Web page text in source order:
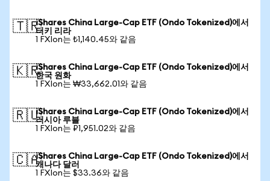
🇹🇷iShares China Large-Cap ETF (Ondo Tokenized)에서
터키 리라
1 FXIon는 ₺1,140.45와 같음
🇰🇷iShares China Large-Cap ETF (Ondo Tokenized)에서
한국 원화
1 FXIon는 ₩33,662.01와 같음
🇷🇺iShares China Large-Cap ETF (Ondo Tokenized)에서
러시아 루블
1 FXIon는 ₽1,951.02와 같음
🇨🇦iShares China Large-Cap ETF (Ondo Tokenized)에서
캐나다 달러
1 FXIon는 $33.36와 같음